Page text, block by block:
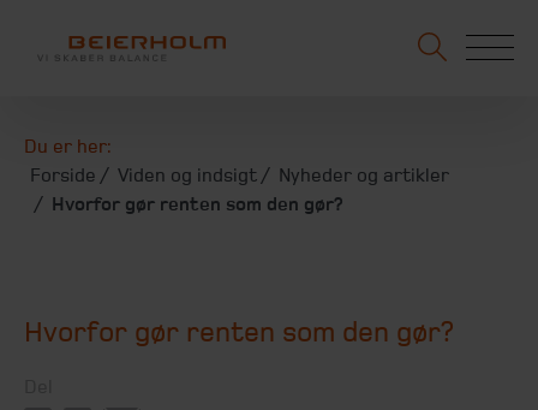
Du er her:
Forside
Viden og indsigt
Nyheder og artikler
Hvorfor gør renten som den gør?
Hvorfor gør renten som den gør?